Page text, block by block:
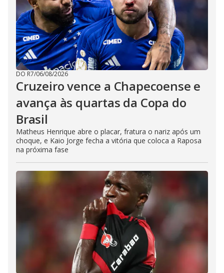
DO R7/06/08/2026
Cruzeiro vence a Chapecoense e
avança às quartas da Copa do
Brasil
Matheus Henrique abre o placar, fratura o nariz após um
choque, e Kaio Jorge fecha a vitória que coloca a Raposa
na próxima fase